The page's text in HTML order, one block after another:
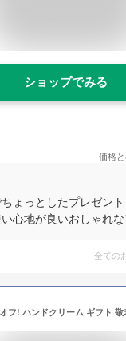
ショップでみる
価格
ょっとしたプレゼン
心地が良いおしゃれな
全ての